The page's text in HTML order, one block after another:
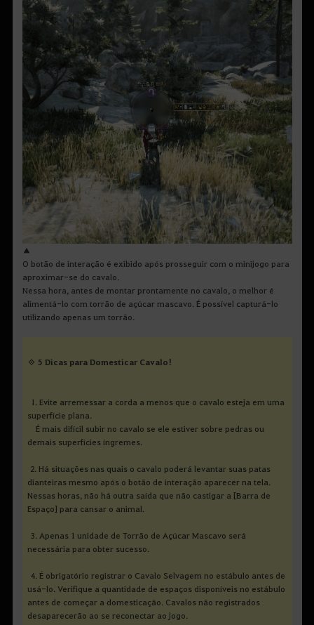
▲
O botão de interação é exibido após prosseguir com o minijogo para
aproximar-se do cavalo.
Nessa hora, antes de montar prontamente no cavalo, o melhor é
alimentá-lo com torrão de açúcar mascavo. É possível capturá-lo
utilizando apenas um torrão.
◈ 5 Dicas para Domesticar Cavalo!
1. Evite arremessar a corda a menos que o cavalo esteja em uma
superfície plana.
É mais difícil subir no cavalo se ele estiver sobre pedras ou
demais superfícies íngremes.
2. Há situações nas quais o cavalo poderá levantar suas patas
dianteiras mesmo após o botão de interação aparecer na tela.
Nessas horas, não há outra saída que não castigar a [Barra de
Espaço] para cansar o animal.
3. Apenas 1 unidade de Torrão de Açúcar Mascavo será
necessária para obter sucesso.
4. É obrigatório registrar o Cavalo Selvagem no estábulo antes de
usá-lo. Verifique a quantidade de espaços disponíveis no estábulo
antes de começar a domesticação. Cavalos não registrados
desaparecerão ao se reconectar ao jogo.